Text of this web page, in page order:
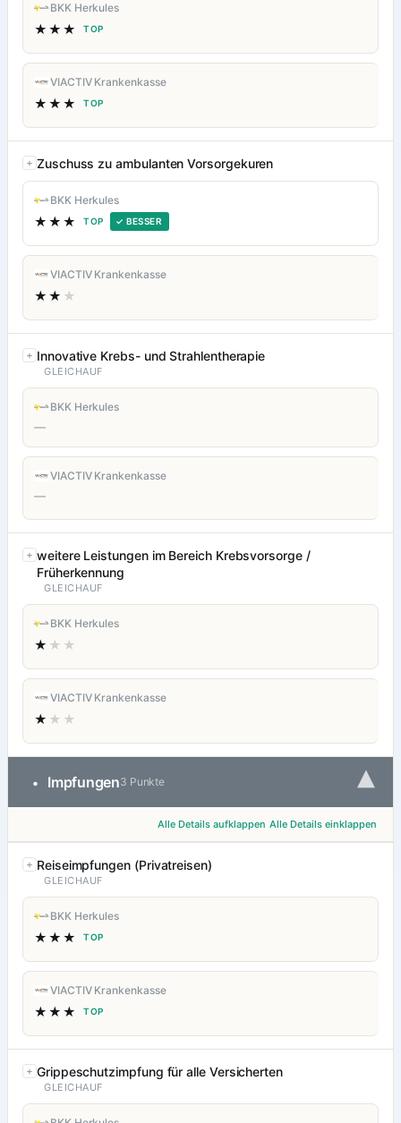
BKK Herkules
★★★ TOP
VIACTIV Krankenkasse
★★★ TOP
Zuschuss zu ambulanten Vorsorgekuren
BKK Herkules
★★★ TOP ✓ BESSER
VIACTIV Krankenkasse
★★ ★
Innovative Krebs- und Strahlentherapie
GLEICHAUF
BKK Herkules
—
VIACTIV Krankenkasse
—
weitere Leistungen im Bereich Krebsvorsorge /
Früherkennung
GLEICHAUF
BKK Herkules
★ ★★
VIACTIV Krankenkasse
★ ★★
• Impfungen3 Punkte ▾
Alle Details aufklappen Alle Details einklappen
Reiseimpfungen (Privatreisen)
GLEICHAUF
BKK Herkules
★★★ TOP
VIACTIV Krankenkasse
★★★ TOP
Grippeschutzimpfung für alle Versicherten
GLEICHAUF